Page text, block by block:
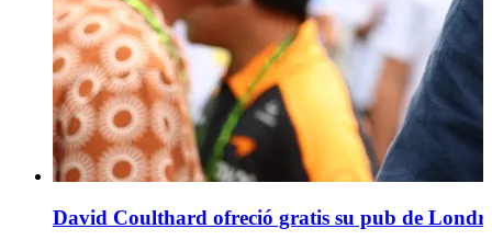
David Coulthard ofreció gratis su pub de